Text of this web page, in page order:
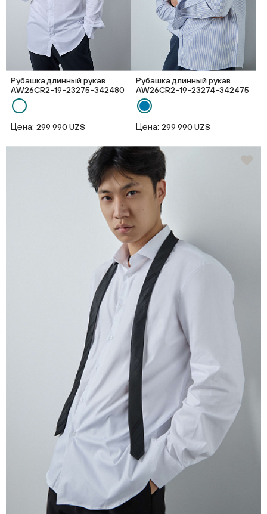
Рубашка длинный рукав
AW26CR2-19-23275-342480
Цена: 299 990 UZS
Рубашка длинный рукав
AW26CR2-19-23274-342475
Цена: 299 990 UZS